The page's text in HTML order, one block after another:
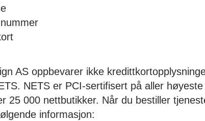
AS oppbevarer ikke
NETS er PCI-sertifisert på aller
25 000 nettbutikker. Når du bestiller
informasjon: